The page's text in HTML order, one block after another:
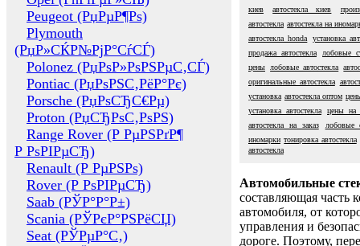
Peugeot (РџРµР¶Рѕ)
Plymouth
(РџР»СЌР№РјР°СѓСЃ)
Polonez (РџРѕР»РѕРЅРµС‚СЃ)
Pontiac (РџРѕРЅС‚РёР°Рє)
Porsche (РџРѕСЂС€Рµ)
Proton (РџСЂРѕС‚РѕРЅ)
Range Rover (Р РµРЅРґР¶
Р РѕРІРµСЂ)
Renault (Р РµРЅРѕ)
Rover (Р РѕРІРµСЂ)
Saab (РЎР°Р°Р±)
Scania (РЎРєР°РЅРёСЏ)
Seat (РЎРµР°С‚)
киев
автостекла киев
автостекла автостекла на
автостекла honda
установка
продажа автостекла
лобовые
цены
лобовые автостекла
оригинальные автостекла
установка автостекла оптом
установка автостекла
цены на
автостекла на заказ
лобовые
иномарки тонировка автостекла
автостекла
Автомобильные
составляющая часть
автомобиля, от
управления и
дороге. Поэтому,